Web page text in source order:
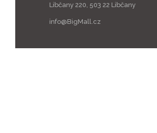
Libčany 220, 503 22 Libčany
info@BigMall.cz